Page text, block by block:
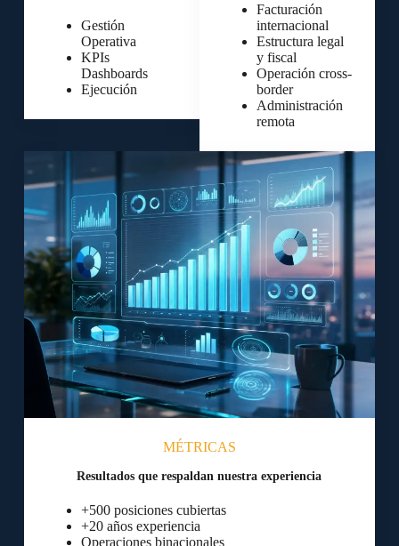
Gestión
Operativa
KPIs
Dashboards
Ejecución
Facturación
internacional
Estructura legal
y fiscal
Operación cross-
border
Administración
remota
MÉTRICAS
Resultados que respaldan nuestra experiencia
+500 posiciones cubiertas
+20 años experiencia
Operaciones binacionales